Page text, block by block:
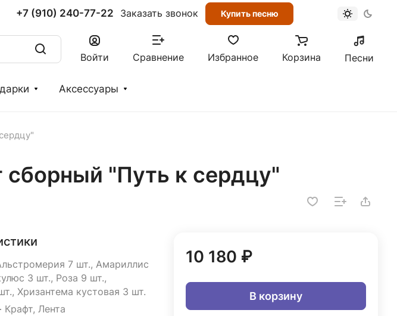
+7 (910) 240-77-22 Заказать звонок Купить песню
Войти Сравнение Избранное Корзина Песни
Аксессуары
сборный "Путь к сердцу"
7 шт., Амариллис
3 шт., Роза 9 шт.,
Хризантема кустовая 3 шт.
Крафт, Лента
10 180 ₽
В корзину